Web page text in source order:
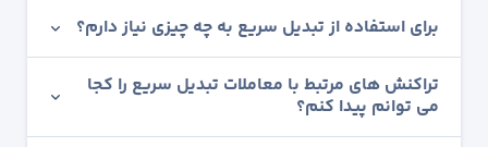
برای استفاده از تبدیل سریع به چه چیزی نیاز دارم؟
تراکنش های مرتبط با معاملات تبدیل سریع را کجا
می توانم پیدا کنم؟